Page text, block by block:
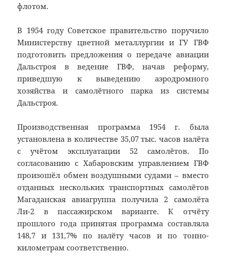
флотом.
В 1954 году Советское правительство поручило
Министерству цветной металлургии и ГУ ГВФ
подготовить предложения о передаче авиации
Дальстроя в ведение ГВФ, начав реформу,
приведшую к выведению аэродромного
хозяйства и самолётного парка из системы
Дальстроя.
Производственная программа 1954 г. была
установлена в количестве 35,07 тыс. часов налёта
с учётом эксплуатации 52 самолётов. По
согласованию с Хабаровским управлением ГВФ
произошёл обмен воздушными судами – вместо
отданных нескольких транспортных самолётов
Магаданская авиагруппа получила 2 самолёта
Ли-2 в пассажирском варианте. К отчёту
прошлого года принятая программа составляла
148,7 и 131,7% по налёту часов и по тонно-
километрам соответственно.